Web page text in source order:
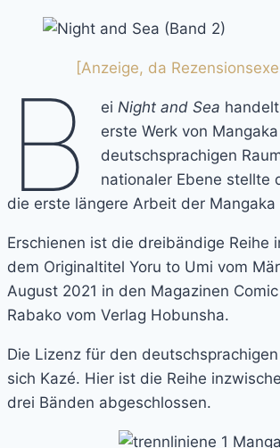
[Anzeige, da
B ei Night and Sea
erste Werk von
deutschsprachigen
nationaler Ebene stellte
die erste längere Arbeit der Mangaka
Erschienen ist die dreibändige Reihe
dem Originaltitel Yoru to Umi vom
August 2021 in den Magazinen
Rabako vom Verlag Hobunsha.
Die Lizenz für den
sich Kazé. Hier ist die Reihe
drei Bänden abgeschlossen.